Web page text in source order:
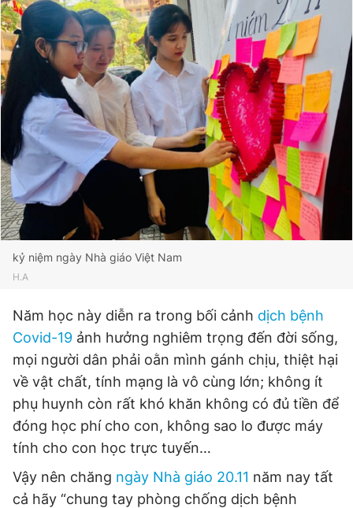
Theo dõi báo trên
Hotline
0906 645 777
Liên hệ quảng cáo
0908 780 404
Đặt báo Quảng cáo RSS Tòa soạn Chính sách bảo
Tổng biên tập: Nguyễn Ngọc Toàn
Phó tổng biên tập thường trực: Hải Thành
Phó tổng biên tập: Lâm Hiếu Dũng
Phó tổng biên tập: Trần Việt Hưng
Tổng thư ký tòa soạn: Đức Trung
Giấy phép xuất bản số 110/GP - BTTTT cấp ngày 24.3.2020
© 2003-2026 Bản quyền thuộc về Báo Thanh Niên. Cấm sao
chép dưới mọi hình thức nếu không có sự chấp thuận bằng văn
bản. Phát triển bởi ePi Technologies, JSC.
kỷ niệm ngày Nhà giáo Việt Nam
H.A
Năm học này diễn ra trong bối cảnh dịch bệnh
Covid-19 ảnh hưởng nghiêm trọng đến đời sống,
mọi người dân phải oằn mình gánh chịu, thiệt hại
về vật chất, tính mạng là vô cùng lớn; không ít
phụ huynh còn rất khó khăn không có đủ tiền để
đóng học phí cho con, không sao lo được máy
tính cho con học trực tuyến…
Vậy nên chăng ngày Nhà giáo 20.11 năm nay tất
cả hãy “chung tay phòng chống dịch bệnh